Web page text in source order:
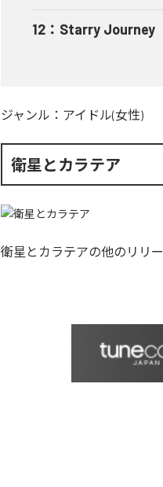
12 ： Starry Journey
ジャンル： アイドル(女性)
衛星とカラテア
衛星とカラテアの他のリリー